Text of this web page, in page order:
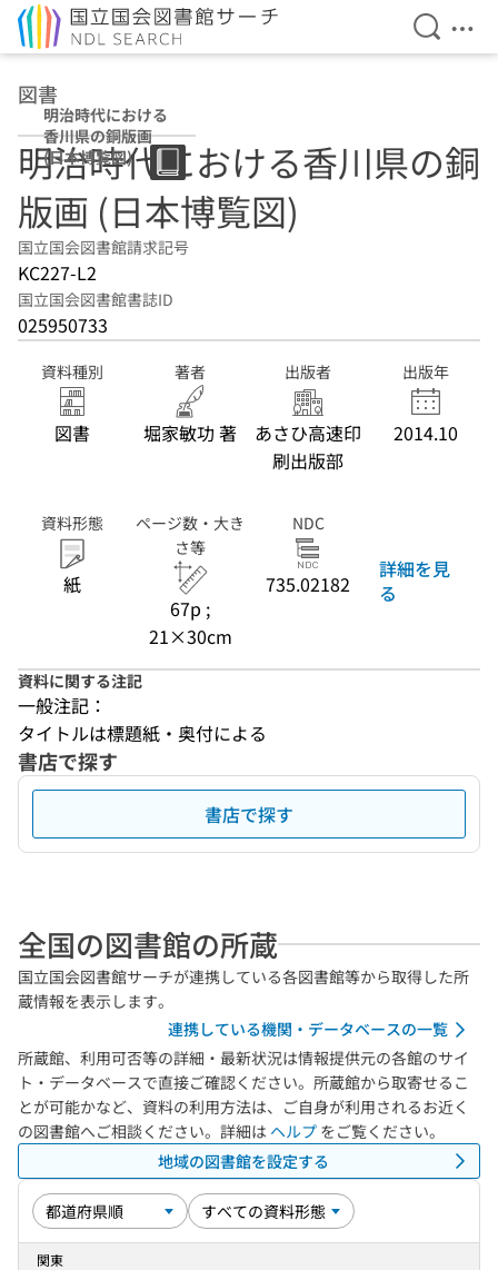
検索を
メ
図書
明治時代における
香川県の銅版画
(日本博覧図)
明治時代における香川県の銅
版画 (日本博覧図)
国立国会図書館請求記号
KC227-L2
国立国会図書館書誌ID
025950733
資料種別
図書
著者
堀家敏功 著
出版者
あさひ高速印
刷出版部
出版年
2014.10
資料形態
紙
ページ数・大き
さ等
67p ;
21×30cm
NDC
735.02182
詳細を見
る
資料に関する注記
一般注記：
タイトルは標題紙・奥付による
書店で探す
書店で探す
全国の図書館の所蔵
国立国会図書館サーチが連携している各図書館等から取得した所
蔵情報を表示します。
連携している機関・データベースの一覧
所蔵館、利用可否等の詳細・最新状況は情報提供元の各館のサイ
ト・データベースで直接ご確認ください。所蔵館から取寄せるこ
とが可能かなど、資料の利用方法は、ご自身が利用されるお近く
の図書館へご相談ください。詳細は ヘルプ をご覧ください。
地域の図書館を設定する
関東